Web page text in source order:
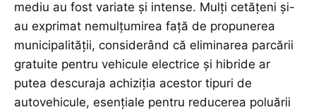
mediu au fost variate și intense. Mulți cetățeni și-
au exprimat nemulțumirea față de propunerea
municipalității, considerând că eliminarea parcării
gratuite pentru vehicule electrice și hibride ar
putea descuraja achiziția acestor tipuri de
autovehicule, esențiale pentru reducerea poluării